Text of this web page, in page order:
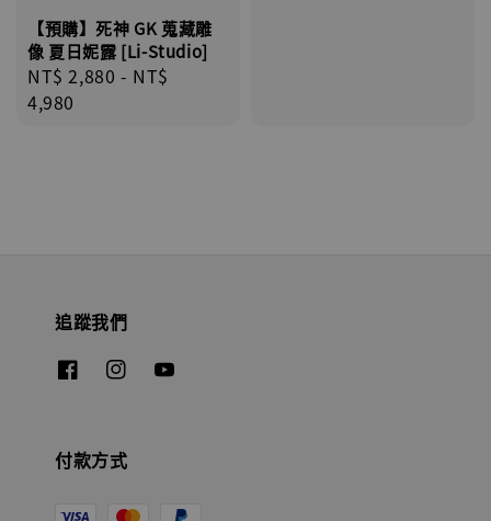
【預購】死神 GK 蒐藏雕
像 夏日妮露 [Li-Studio]
Regular
price
NT$ 2,880 - NT$
4,980
追蹤我們
付款方式